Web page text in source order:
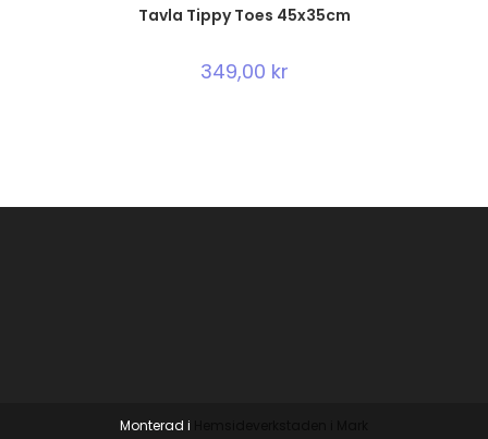
Tavla Tippy Toes 45x35cm
349,00 kr
Monterad i